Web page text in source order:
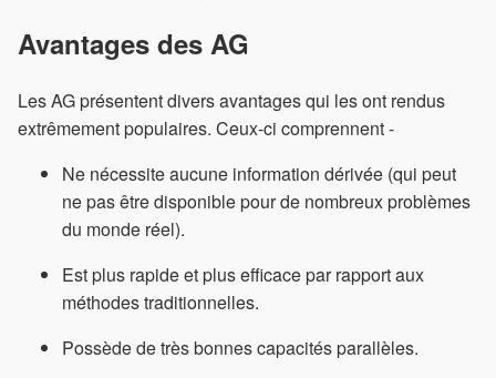
Avantages des AG
Les AG présentent divers avantages qui les ont rendus
extrêmement populaires. Ceux-ci comprennent -
Ne nécessite aucune information dérivée (qui peut
ne pas être disponible pour de nombreux problèmes
du monde réel).
Est plus rapide et plus efficace par rapport aux
méthodes traditionnelles.
Possède de très bonnes capacités parallèles.